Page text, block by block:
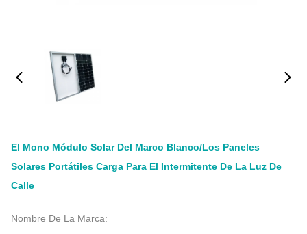
El Mono Módulo Solar Del Marco Blanco/los Paneles
Solares Portátiles Carga Para El Intermitente De La Luz De
Calle
Nombre De La Marca: